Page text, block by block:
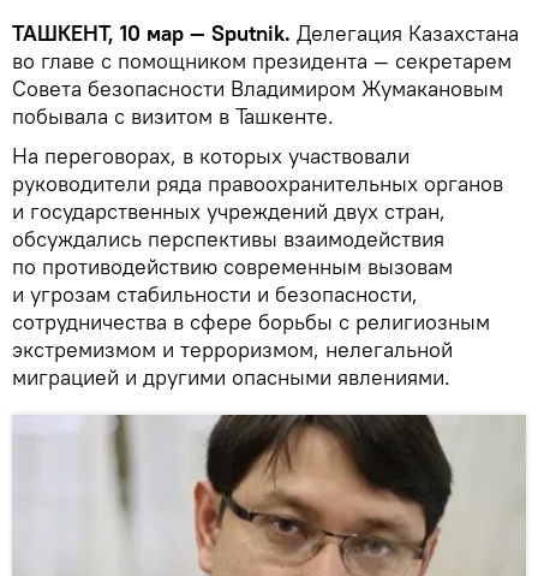
ТАШКЕНТ, 10 мар — Sputnik. Делегация Казахстана
во главе с помощником президента — секретарем
Совета безопасности Владимиром Жумакановым
побывала с визитом в Ташкенте.
На переговорах, в которых участвовали
руководители ряда правоохранительных органов
и государственных учреждений двух стран,
обсуждались перспективы взаимодействия
по противодействию современным вызовам
и угрозам стабильности и безопасности,
сотрудничества в сфере борьбы с религиозным
экстремизмом и терроризмом, нелегальной
миграцией и другими опасными явлениями.